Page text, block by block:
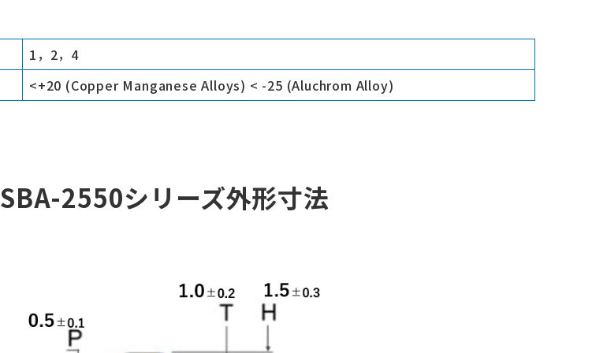
1，2，4
<+20 (Copper Manganese Alloys) < -25 (Aluchrom Alloy)
SBA-2550シリーズ外形寸法